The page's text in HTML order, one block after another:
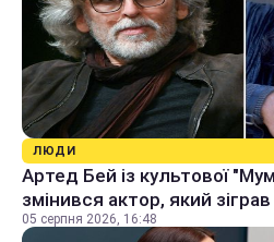
ЛЮДИ
Артед Бей із культової
змінився актор, який
05 серпня 2026, 16:48